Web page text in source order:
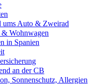
Auto & Zweirad
Wohnwagen
in Spanien
an der CB
Sonnenschutz, Allergien